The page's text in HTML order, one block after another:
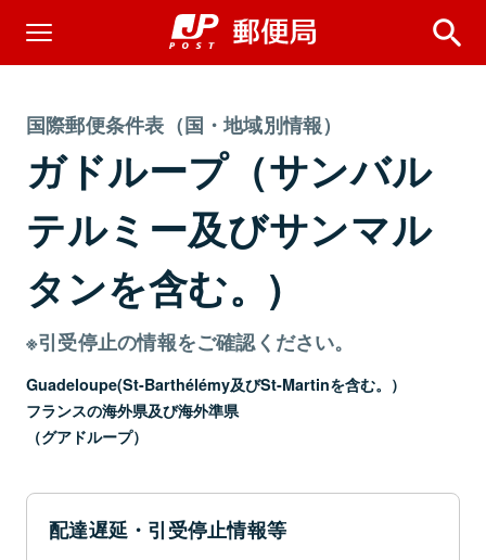
国際郵便条件表（国・地域別情報）
ガドループ（サンバル
テルミー及びサンマル
タンを含む。)
※引受停止の情報をご確認ください。
Guadeloupe(St-Barthélémy及びSt-Martinを含む。）
フランスの海外県及び海外準県
（グアドループ）
配達遅延・引受停止情報等